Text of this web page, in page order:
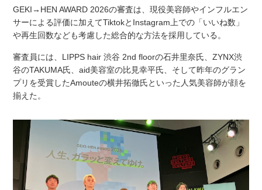
GEKI→HEN AWARD 2026の審査は、現役美容師やインフルエン
サーによる評価に加えてTiktokとInstagram上での「いいね数」
や再生回数なども考慮した総合的な方法を採用している。
審査員には、LIPPS hair 渋谷 2nd floorの石井里奈氏、ZYNX渋
谷のTAKUMA氏、aid美容室の比見幸平氏、そして昨年のグラン
プリを受賞したAmouteの横井拓徹氏といった人気美容師が顔を
揃えた。